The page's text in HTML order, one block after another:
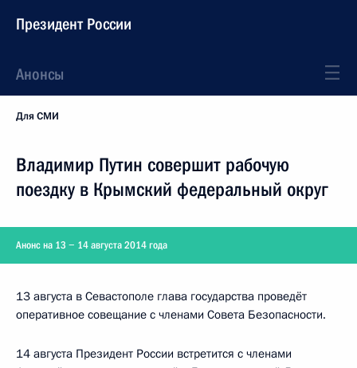
Президент России
Анонсы
Для СМИ
Владимир Путин совершит рабочую
поездку в Крымский федеральный округ
Анонс на 13 − 14 августа 2014 года
13 августа в Севастополе глава государства проведёт
оперативное совещание с членами Совета Безопасности.
14 августа Президент России встретится с членами